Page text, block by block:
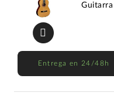
Entrega en 24/48h